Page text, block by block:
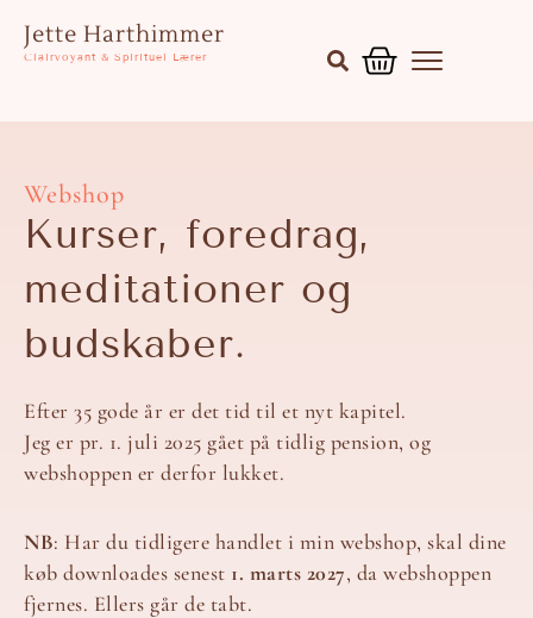
indholdet
Jette Harthimmer
Clairvoyant & Spirituel Lærer
Webshop
Kurser, foredrag,
meditationer og
budskaber.
Efter 35 gode år er det tid til et nyt kapitel.
Jeg er pr. 1. juli 2025 gået på tidlig pension, og
webshoppen er derfor lukket.
NB: Har du tidligere handlet i min webshop, skal dine
køb downloades senest 1. marts 2027, da webshoppen
fjernes. Ellers går de tabt.